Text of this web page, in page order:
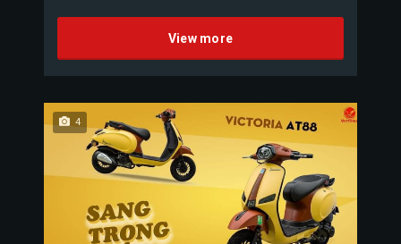
View more
4